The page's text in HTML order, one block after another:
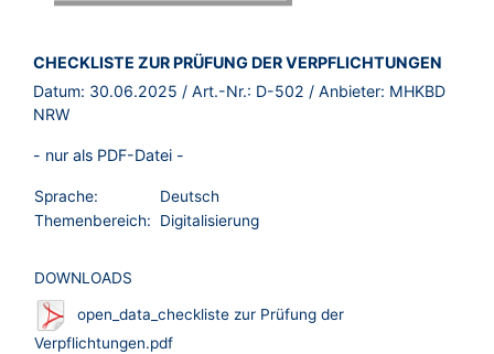
BROSCHÜRE:
CHECKLISTE ZUR PRÜFUNG DER VERPFLICHTUNGEN
Datum: 30.06.2025 / Art.-Nr.: D-502 / Anbieter: MHKBD
NRW
- nur als PDF-Datei -
Sprache:
Deutsch
Themenbereich:
Digitalisierung
DOWNLOADS
open_data_checkliste zur Prüfung der
Verpflichtungen.pdf